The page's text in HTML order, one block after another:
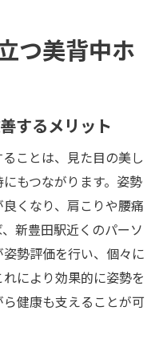
つ美背中ホ
するメリット
ことは、見た目の美し
もつながります。姿勢
くなり、肩こりや腰痛
新豊田駅近くのパーソ
勢評価を行い、個々に
により効果的に姿勢を
健康も支えることが可